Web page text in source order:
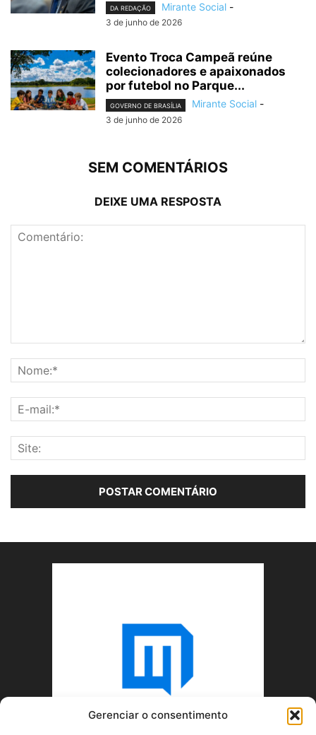
Gerenciar o consentimento
DA REDAÇÃO Mirante Social -
3 de junho de 2026
Evento Troca Campeã reúne
colecionadores e apaixonados
por futebol no Parque...
GOVERNO DE BRASÍLIA Mirante Social -
3 de junho de 2026
SEM COMENTÁRIOS
DEIXE UMA RESPOSTA